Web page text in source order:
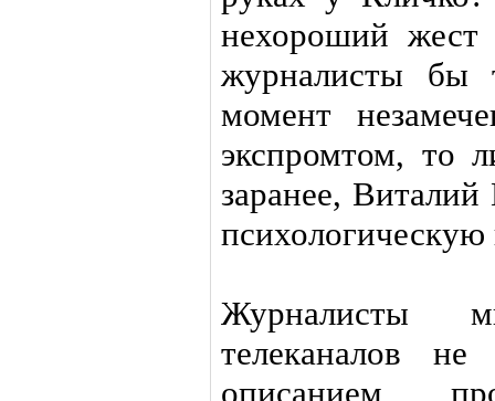
нехороший
журналисты бы
момент
экспромтом, то
заранее,
психологическую
Журналисты
телеканалов не
описанием